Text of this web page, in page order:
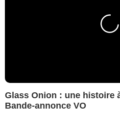
Glass Onion : une histoire
Bande-annonce VO